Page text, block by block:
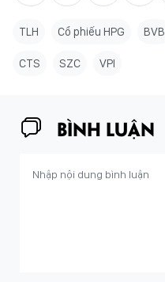
TLH Cổ phiếu HPG BVB
CTS SZC VPI
BÌNH LUẬN